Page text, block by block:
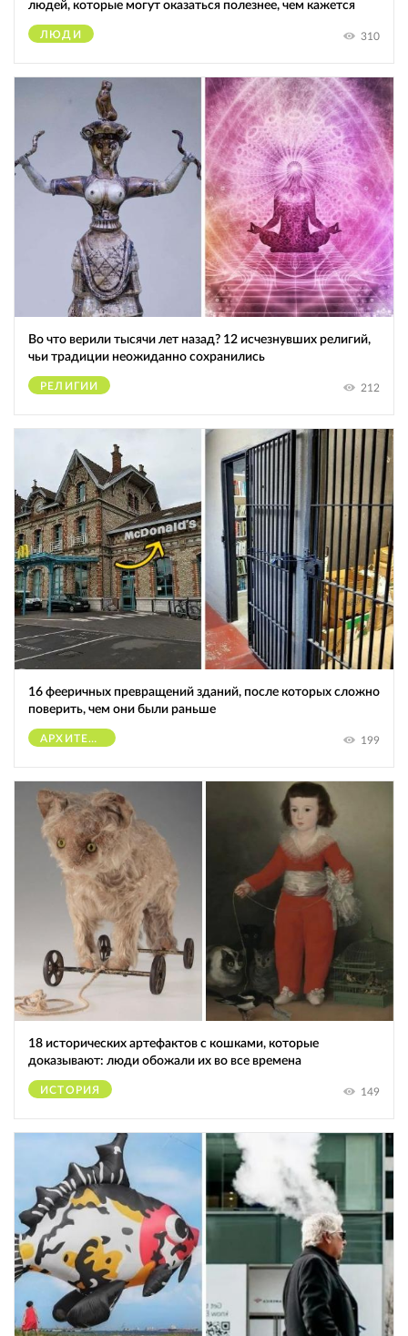
людей, которые могут оказаться полезнее, чем кажется
ЛЮДИ 310
Во что верили тысячи лет назад? 12 исчезнувших религий,
чьи традиции неожиданно сохранились
РЕЛИГИИ 212
16 фееричных превращений зданий, после которых сложно
поверить, чем они были раньше
АРХИТЕКТУРА 199
18 исторических артефактов с кошками, которые
доказывают: люди обожали их во все времена
ИСТОРИЯ 149